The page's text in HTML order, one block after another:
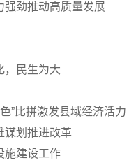
强劲推动高质量发展
，民生为大
”比拼激发县域经济活力
谋划推进改革
施建设工作